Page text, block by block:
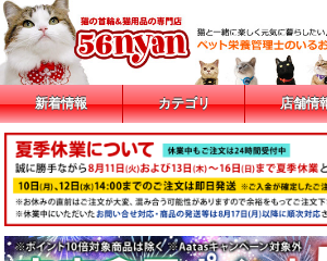
新着情報 カテゴリ 店舗情